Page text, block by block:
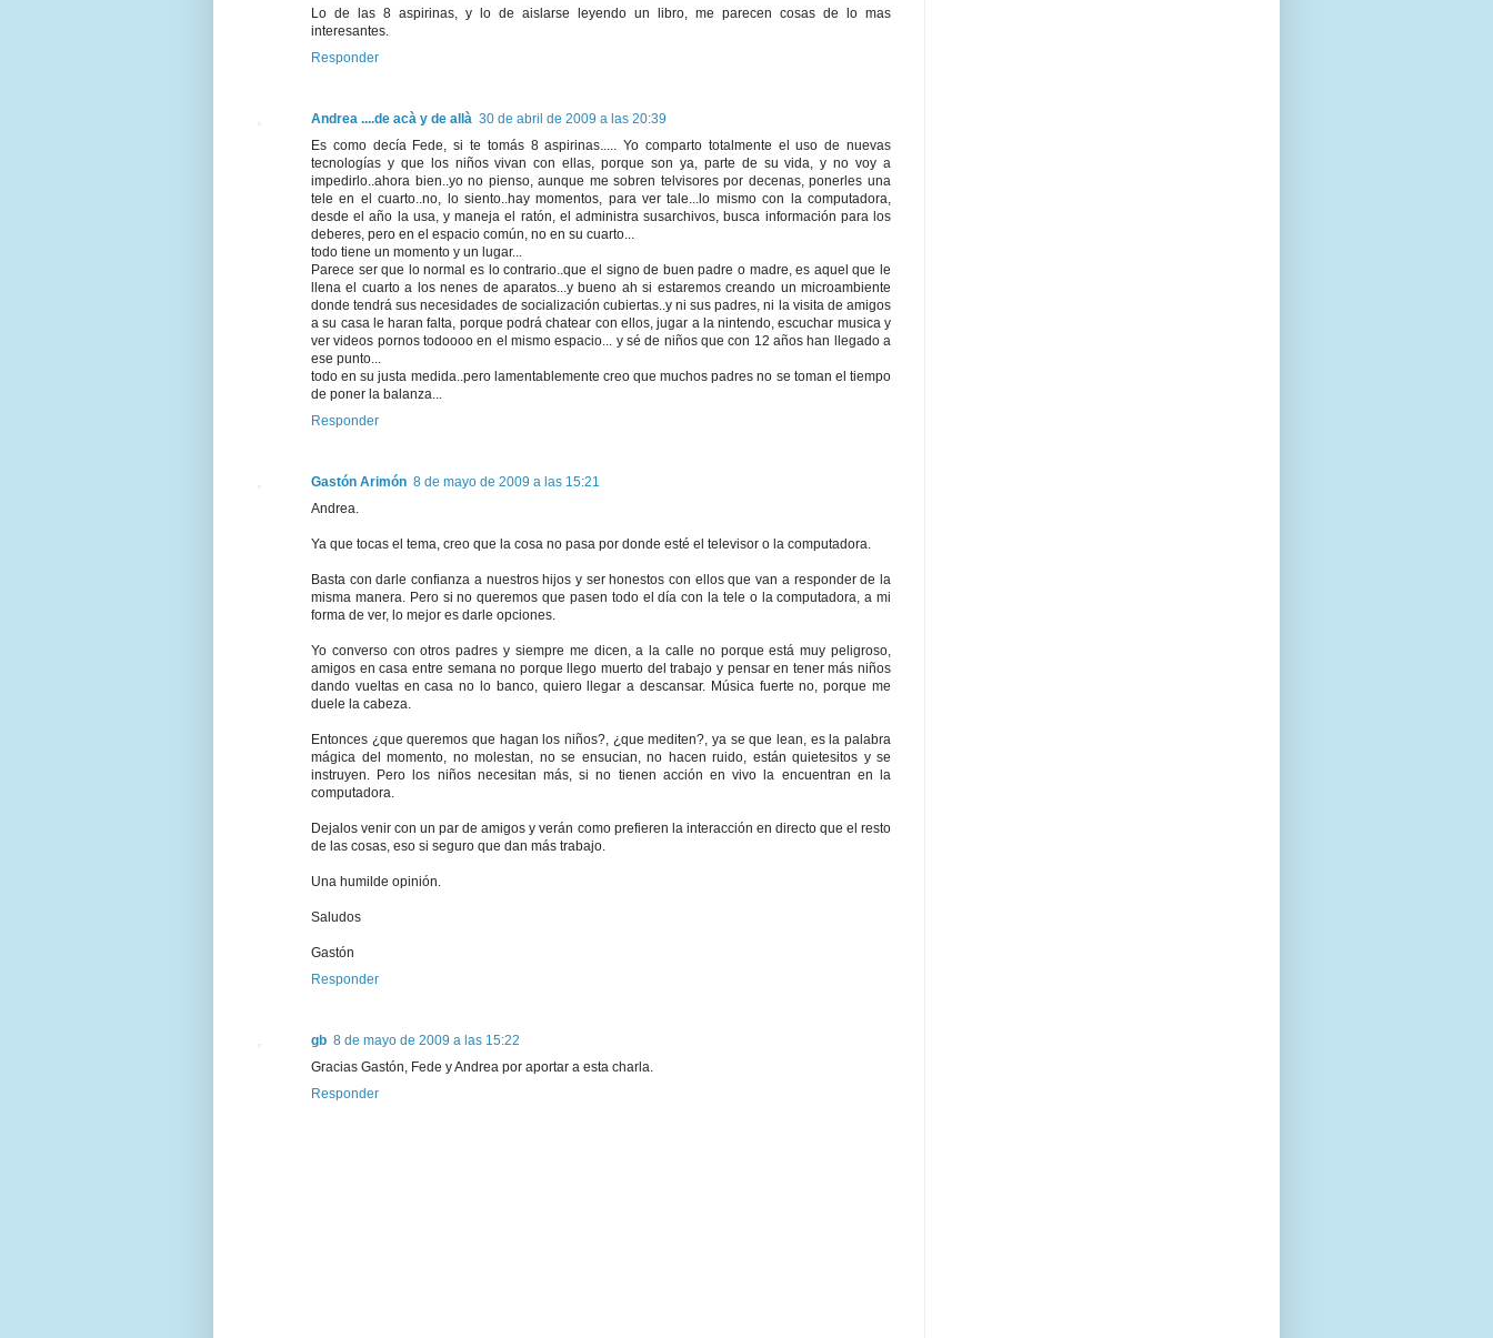
Lo de las 8 aspirinas, y lo de aislarse leyendo un libro, me parecen cosas de lo mas
interesantes.
Responder
Andrea ....de acà y de allà 30 de abril de 2009 a las 20:39
Es como decía Fede, si te tomás 8 aspirinas..... Yo comparto totalmente el uso de nuevas
tecnologías y que los niños vivan con ellas, porque son ya, parte de su vida, y no voy a
impedirlo..ahora bien..yo no pienso, aunque me sobren telvisores por decenas, ponerles una
tele en el cuarto..no, lo siento..hay momentos, para ver tale...lo mismo con la computadora,
desde el año la usa, y maneja el ratón, el administra susarchivos, busca información para los
deberes, pero en el espacio común, no en su cuarto...
todo tiene un momento y un lugar...
Parece ser que lo normal es lo contrario..que el signo de buen padre o madre, es aquel que le
llena el cuarto a los nenes de aparatos...y bueno ah si estaremos creando un microambiente
donde tendrá sus necesidades de socialización cubiertas..y ni sus padres, ni la visita de amigos
a su casa le haran falta, porque podrá chatear con ellos, jugar a la nintendo, escuchar musica y
ver videos pornos todoooo en el mismo espacio... y sé de niños que con 12 años han llegado a
ese punto...
todo en su justa medida..pero lamentablemente creo que muchos padres no se toman el tiempo
de poner la balanza...
Responder
Gastón Arimón 8 de mayo de 2009 a las 15:21
Andrea.
Ya que tocas el tema, creo que la cosa no pasa por donde esté el televisor o la computadora.
Basta con darle confianza a nuestros hijos y ser honestos con ellos que van a responder de la
misma manera. Pero si no queremos que pasen todo el día con la tele o la computadora, a mi
forma de ver, lo mejor es darle opciones.
Yo converso con otros padres y siempre me dicen, a la calle no porque está muy peligroso,
amigos en casa entre semana no porque llego muerto del trabajo y pensar en tener más niños
dando vueltas en casa no lo banco, quiero llegar a descansar. Música fuerte no, porque me
duele la cabeza.
Entonces ¿que queremos que hagan los niños?, ¿que mediten?, ya se que lean, es la palabra
mágica del momento, no molestan, no se ensucian, no hacen ruido, están quietesitos y se
instruyen. Pero los niños necesitan más, si no tienen acción en vivo la encuentran en la
computadora.
Dejalos venir con un par de amigos y verán como prefieren la interacción en directo que el resto
de las cosas, eso si seguro que dan más trabajo.
Una humilde opinión.
Saludos
Gastón
Responder
gb 8 de mayo de 2009 a las 15:22
Gracias Gastón, Fede y Andrea por aportar a esta charla.
Responder